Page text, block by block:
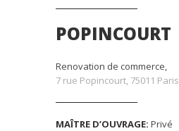
POPINCOURT
Renovation de commerce,
7 rue Popincourt, 75011 Paris
MAÎTRE D’OUVRAGE: Privé